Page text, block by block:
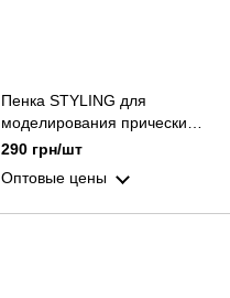
Пенка STYLING для
моделирования прически
PROFIStyle, 500 мл
290 грн/шт
Оптовые цены